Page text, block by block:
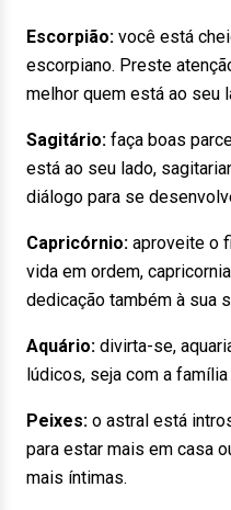
Escorpião: você está
escorpiano. Preste
melhor quem está ao seu
Sagitário: faça boas
está ao seu lado,
diálogo para se
Capricórnio: aproveite o
vida em ordem,
dedicação também à sua
Aquário: divirta-se,
lúdicos, seja com a
Peixes: o astral está
para estar mais em casa
mais íntimas.